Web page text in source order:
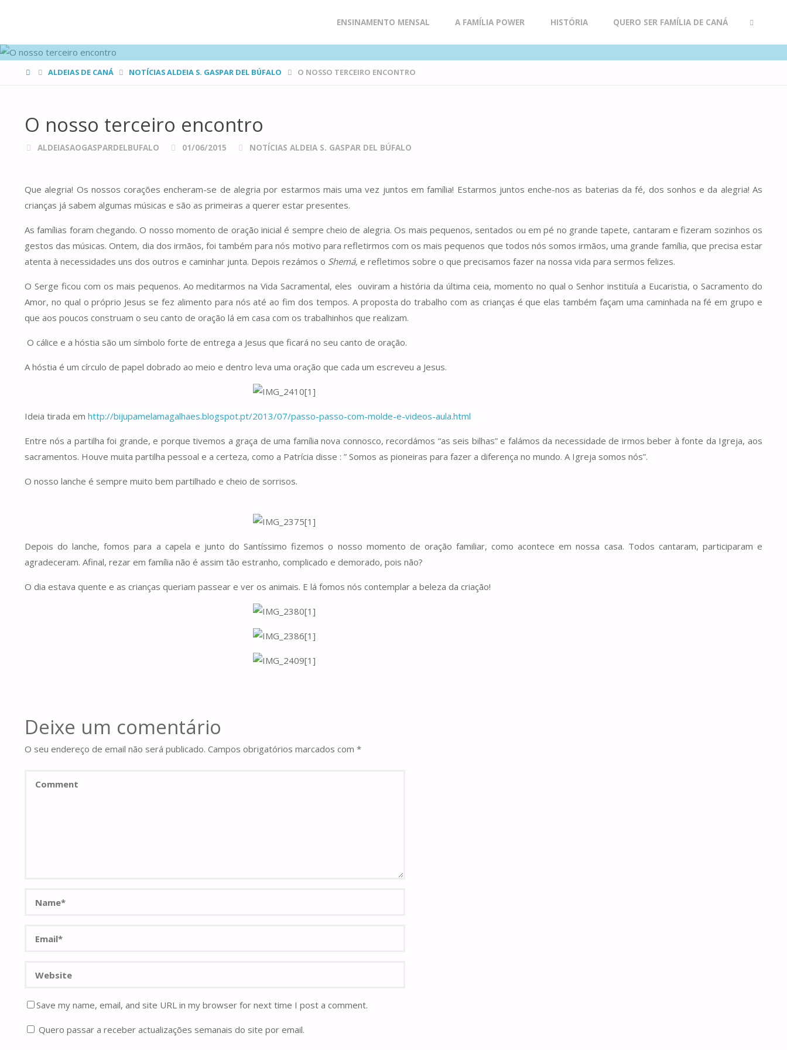
to
content
ENSINAMENTO MENSAL A FAMÍLIA POWER HISTÓRIA QUERO SER FAMÍLIA DE CANÁ
HOMEALDEIAS DE CANÁ NOTÍCIAS ALDEIA S. GASPAR DEL BÚFALO O NOSSO TERCEIRO ENCONTRO
O nosso terceiro encontro
ALDEIASAOGASPARDELBUFALO 01/06/2015 NOTÍCIAS ALDEIA S. GASPAR DEL BÚFALO
Que alegria! Os nossos corações encheram-se de alegria por estarmos mais uma vez juntos em família! Estarmos juntos enche-nos as baterias da fé, dos sonhos e da alegria! As
crianças já sabem algumas músicas e são as primeiras a querer estar presentes.
As famílias foram chegando. O nosso momento de oração inicial é sempre cheio de alegria. Os mais pequenos, sentados ou em pé no grande tapete, cantaram e fizeram sozinhos os
gestos das músicas. Ontem, dia dos irmãos, foi também para nós motivo para refletirmos com os mais pequenos que todos nós somos irmãos, uma grande família, que precisa estar
atenta à necessidades uns dos outros e caminhar junta. Depois rezámos o Shemá, e refletimos sobre o que precisamos fazer na nossa vida para sermos felizes.
O Serge ficou com os mais pequenos. Ao meditarmos na Vida Sacramental, eles ouviram a história da última ceia, momento no qual o Senhor instituía a Eucaristia, o Sacramento do
Amor, no qual o próprio Jesus se fez alimento para nós até ao fim dos tempos. A proposta do trabalho com as crianças é que elas também façam uma caminhada na fé em grupo e
que aos poucos construam o seu canto de oração lá em casa com os trabalhinhos que realizam.
O cálice e a hóstia são um símbolo forte de entrega a Jesus que ficará no seu canto de oração.
A hóstia é um círculo de papel dobrado ao meio e dentro leva uma oração que cada um escreveu a Jesus.
Ideia tirada em http://bijupamelamagalhaes.blogspot.pt/2013/07/passo-passo-com-molde-e-videos-aula.html
Entre nós a partilha foi grande, e porque tivemos a graça de uma família nova connosco, recordámos “as seis bilhas” e falámos da necessidade de irmos beber à fonte da Igreja, aos
sacramentos. Houve muita partilha pessoal e a certeza, como a Patrícia disse : ” Somos as pioneiras para fazer a diferença no mundo. A Igreja somos nós”.
O nosso lanche é sempre muito bem partilhado e cheio de sorrisos.
Depois do lanche, fomos para a capela e junto do Santíssimo fizemos o nosso momento de oração familiar, como acontece em nossa casa. Todos cantaram, participaram e
agradeceram. Afinal, rezar em família não é assim tão estranho, complicado e demorado, pois não?
O dia estava quente e as crianças queriam passear e ver os animais. E lá fomos nós contemplar a beleza da criação!
Deixe um comentário
O seu endereço de email não será publicado. Campos obrigatórios marcados com *
Save my name, email, and site URL in my browser for next time I post a comment.
Quero passar a receber actualizações semanais do site por email.